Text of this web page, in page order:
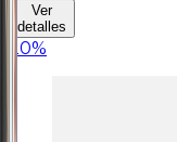
Ver
detalles
20%